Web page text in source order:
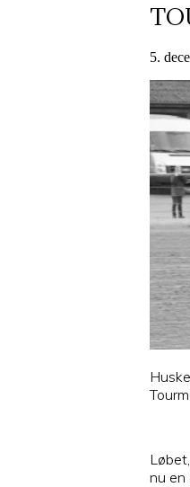
5.
nu en